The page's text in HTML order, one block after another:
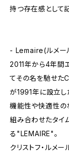
持つ存在感として
- Lemaire(ルメー
2011年から4年間エ
てその名を馳せた
が1991年に設立し
機能性や快適性の
組み合わせたタイ
る"LEMAIRE"。
クリストフ・ルメ